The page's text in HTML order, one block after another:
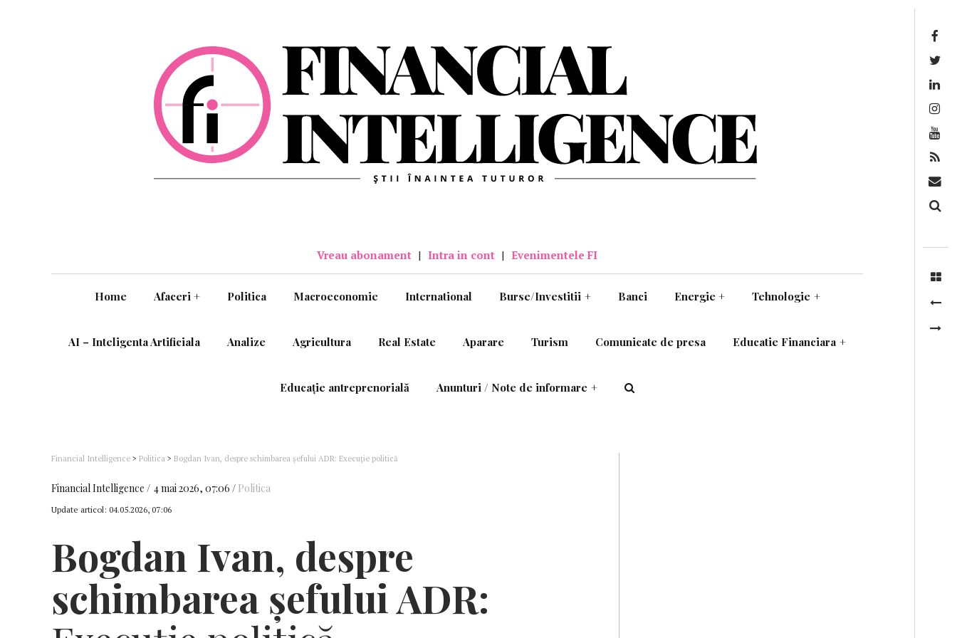
Vreau abonament | Intra in cont | Evenimentele FI
Home Afaceri + Politica Macroeconomie International Burse/Investitii + Banci Energie + Tehnologie +
AI – Inteligenta Artificiala Analize Agricultura Real Estate Aparare Turism Comunicate de presa Educatie Financiara +
Educație antreprenorială Anunturi / Note de informare +
Financial Intelligence > Politica > Bogdan Ivan, despre schimbarea şefului ADR: Execuţie politică
Financial Intelligence 4 mai 2026, 07:06 Politica
Update articol: 04.05.2026, 07:06
Bogdan Ivan, despre
schimbarea şefului ADR: